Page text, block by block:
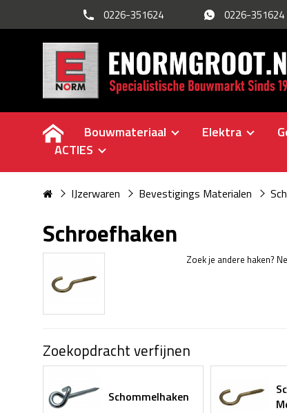
0226-351624 0226-351624
Bouwmateriaal Elektra
ACTIES
IJzerwaren Bevestigings Materialen
Schroefhaken
Zoek je andere haken?
Zoekopdracht verfijnen
Schommelhaken